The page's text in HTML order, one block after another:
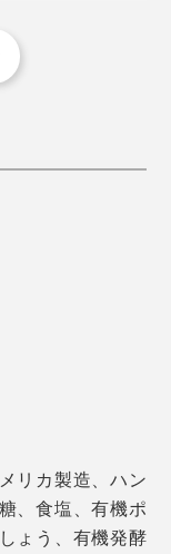
んなどの有機野
の臭みはなく、
ーミーさをプラ
がほんのり効い
度40℃、乾燥時
じがたいクオリ
いながら、撮影
もろこしのスム
に入ってくれま
リカ製造、ハン
、食塩、有機ポ
ょう、有機発酵